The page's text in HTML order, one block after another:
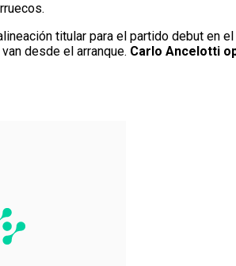
titular para el partido debut en el
desde el arranque. Carlo Ancelotti